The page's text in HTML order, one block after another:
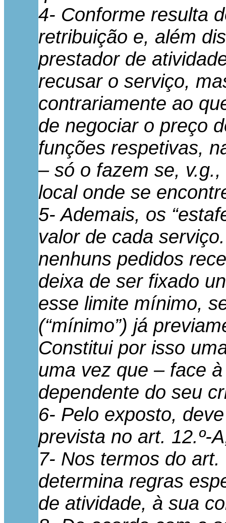
4- Conforme resulta
retribuição e, além
prestador de
recusar o serviço,
contrariamente ao
de negociar o preço
funções respetivas,
– só o fazem se,
local onde se
5- Ademais, os
valor de cada
nenhuns pedidos
deixa de ser fixado
esse limite mínimo,
(“mínimo”) já
Constitui por isso
uma vez que – face
dependente do seu
6- Pelo exposto,
prevista no art. 12.º-
7- Nos termos do
determina regras
de atividade, à sua